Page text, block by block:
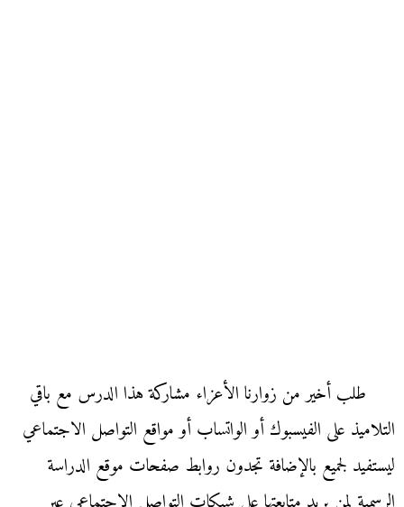
طلب أخير من زوارنا الأعزاء مشاركة هذا الدرس مع باقي
التلاميذ على الفيسبوك أو الواتساب أو مواقع التواصل الاجتماعي
ليستفيد لجميع بالإضافة تجدون روابط صفحات موقع الدراسة